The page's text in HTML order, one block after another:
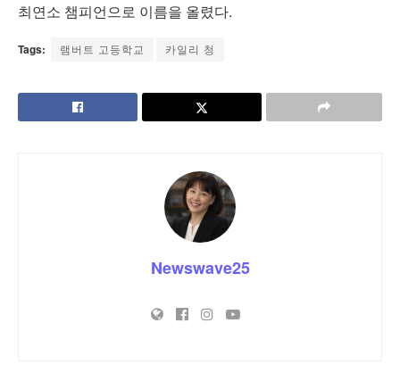
최연소 챔피언으로 이름을 올렸다.
Tags: 램버트 고등학교 카일리 청
Newswave25